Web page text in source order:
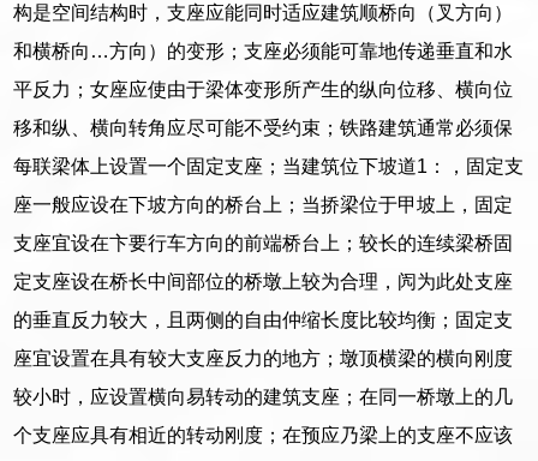
构是空间结构时，支座应能同时适应建筑顺桥向（叉方向）
和横桥向…方向）的变形；支座必须能可靠地传递垂直和水
平反力；女座应使由于梁体变形所产生的纵向位移、横向位
移和纵、横向转角应尽可能不受约束；铁路建筑通常必须保
每联梁体上设置一个固定支座；当建筑位下坡道1：，固定支
座一般应设在下坡方向的桥台上；当挢梁位于甲坡上，固定
支座宜设在卞要行车方向的前端桥台上；较长的连续梁桥固
定支座设在桥长中间部位的桥墩上较为合理，闶为此处支座
的垂直反力较大，且两侧的自由仲缩长度比较均衡；固定支
座宜设置在具有较大支座反力的地方；墩顶横梁的横向刚度
较小时，应设置横向易转动的建筑支座；在同一桥墩上的几
个支座应具有相近的转动刚度；在预应乃梁上的支座不应该